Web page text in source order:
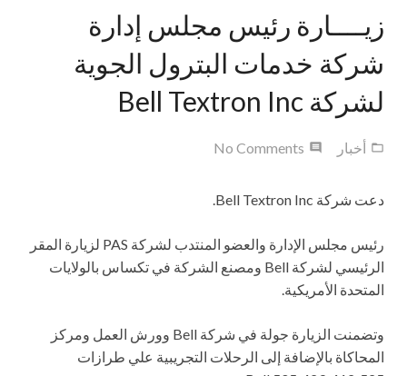
زيــــارة رئيس مجلس إدارة
شركة خدمات البترول الجوية
لشركة Bell Textron Inc
أخبار No Comments
دعت شركة Bell Textron Inc
.
رئيس مجلس الإدارة والعضو المنتدب لشركة PAS لزيارة المقر
الرئيسي لشركة Bell ومصنع الشركة في تكساس بالولايات
المتحدة الأمريكية.
وتضمنت الزيارة جولة في شركة Bell وورش العمل ومركز
المحاكاة بالإضافة إلى الرحلات التجريبية علي طرازات